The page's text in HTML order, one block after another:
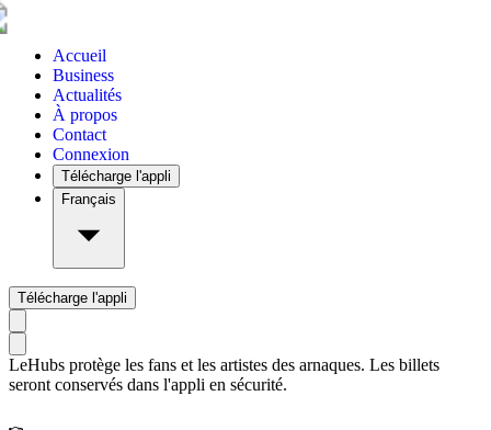
Accueil
Business
Actualités
À propos
Contact
Connexion
Télécharge l'appli
Français
Télécharge l'appli
LeHubs protège les fans et les artistes des arnaques. Les billets
seront conservés dans l'appli en sécurité.